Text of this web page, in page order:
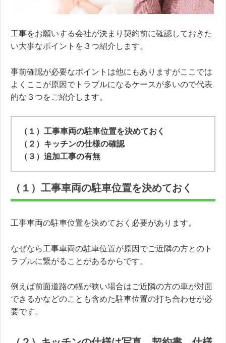
工事をお願いする会社が決まり契約前に確認しておきた
い大事なポイントを３つ紹介します。
事前確認が必要なポイントは他にもありますがここでは
よくここが原因でトラブルになるケースが多いので代表
的な３つをご紹介します。
（１）工事車両の駐車位置を決めておく
（２）キッチンの仕様の確認
（３）追加工事の有無
（１）工事車両の駐車位置を決めておく
工事車両の駐車位置を決めておく必要があります。
なぜなら工事車両の駐車位置が原因でご近隣の方とのト
ラブルに繋がることがあるからです。
例えば前面道路の幅が狭い場合はご近隣の方の車が対面
できるかなどのことも含めた駐車位置の打ち合わせが必
要です。